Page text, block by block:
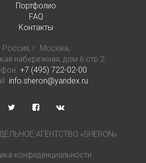
Портфолио
FAQ
Контакты
Россия, г. Москва,
набережная, дом 6 стр 2.
+7 (495) 722-02-00
info.sheron@yandex.ru
АГЕНТСТВО «SHERON»
конфиденциальности